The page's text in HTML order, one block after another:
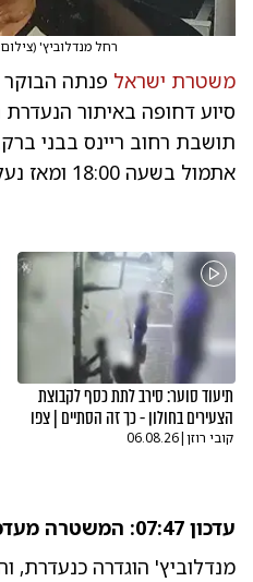
רחל מנדלוביץ' (
משטרת ישראל פנתה
תושבת רחוב ריינס בבני
אתמול בשעה 18:00 ומאז נעלמו עקבותיה.
תיעוד סוער: סירב לתת כסף לקבוצת
הצעירים בחולון - כך זה הסתיים | צפו
קובי רוזן|
06.08.26
עדכון 07:47: המשטרה מעדכנת כי הנעדרת אותרה.
מנדלוביץ' הוגדרה כנעדרת,